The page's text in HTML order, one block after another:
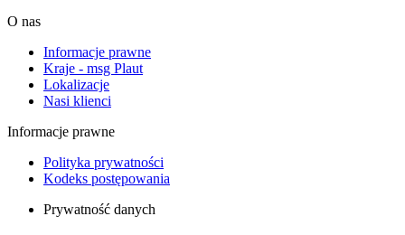
O nas
Informacje prawne
Kraje - msg Plaut
Lokalizacje
Nasi klienci
Informacje prawne
Polityka prywatności
Kodeks postępowania
Prywatność danych